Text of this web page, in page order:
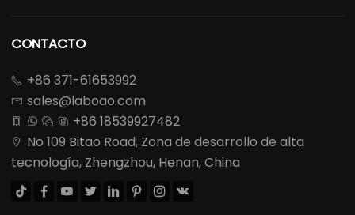
CONTACTO
 +86 371-61653992
 sales@laboao.com
    +86 18539927482

No 109 Bitao Road, Zona de desarrollo de alta
tecnología, Zhengzhou, Henan, China
       